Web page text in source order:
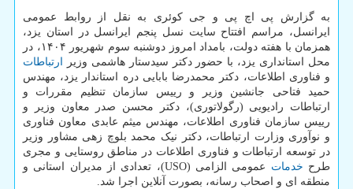
به گزارش پی اچ پی و جی کوئری به نقل از روابط عمومی
ایرانسل، مراسم افتتاح سایت نسل پنجم ایرانسل در استان یزد،
همزمان با هفته دولت، بامداد امروز دوشنبه سوم شهریور ۱۴۰۴، در
محل استانداری یزد، با حضور دکتر سیدستار هاشمی وزیر ارتباطات
و فناوری اطلاعات، دکتر محمدرضا بابایی دره استاندار یزد، مهندس
حمید فتاحی جانشین وزیر و رییس سازمان تنظیم مقررات و
ارتباطات رادیویی (رگولاتوری)، دکتر محسن صدر معاون وزیر و
رییس سازمان فناوری اطلاعات، مهندس میثم عابدی معاون فناوری
و نوآوری وزارت ارتباطات، دکتر نیک محمد بلوچ زهی مشاور وزیر
در توسعه ارتباطات و فناوری اطلاعات در مناطق روستایی و مجری
طرح خدمات
عمومی الزامی (USO)، تعدادی از مدیران استانی و
منطقه ای و اصحاب رسانه، بصورت آنلاین اجرا شد.